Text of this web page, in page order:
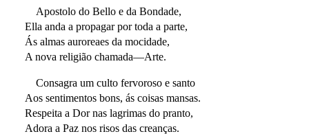
Apostolo do Bello e da Bondade,
Ella anda a propagar por toda a parte,
Ás almas auroreaes da mocidade,
A nova religião chamada—Arte.
Consagra um culto fervoroso e santo
Aos sentimentos bons, ás coisas mansas.
Respeita a Dor nas lagrimas do pranto,
Adora a Paz nos risos das creanças.